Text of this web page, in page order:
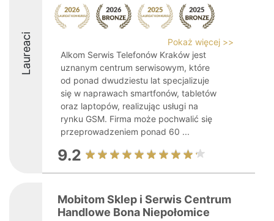
Laureaci
Pokaż więcej >>
Alkom Serwis Telefonów Kraków jest
uznanym centrum serwisowym, które
od ponad dwudziestu lat specjalizuje
się w naprawach smartfonów, tabletów
oraz laptopów, realizując usługi na
rynku GSM. Firma może pochwalić się
przeprowadzeniem ponad 60 ...
9.2
Mobitom Sklep i Serwis Centrum
Handlowe Bona Niepołomice